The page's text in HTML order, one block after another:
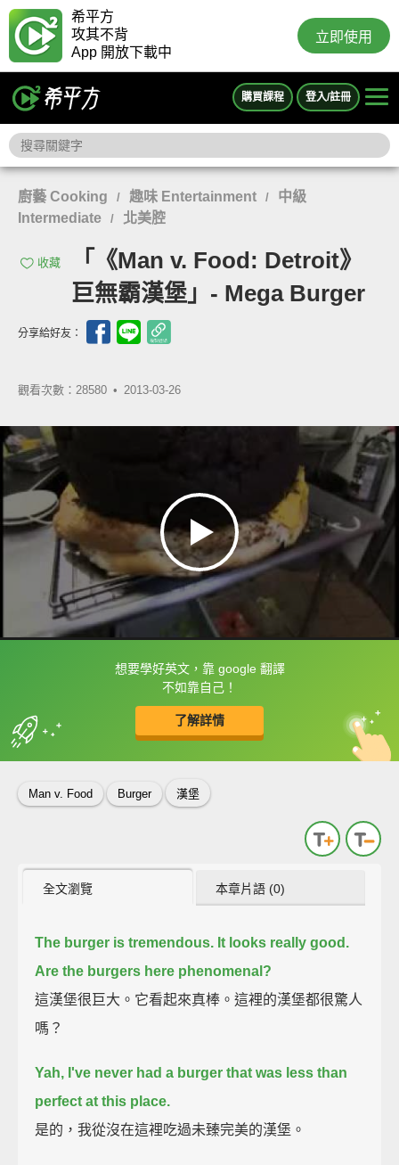
希平方
攻其不背
App 開放下載中
立即使用
購買課程 登入/註冊
廚藝 Cooking / 趣味 Entertainment /
中級
Intermediate
/ 北美腔
收藏
「《Man v. Food: Detroit》
巨無霸漢堡」- Mega Burger
分享給好友：
觀看次數：28580 • 2013-03-26
想要學好英文，靠 google 翻譯
不如靠自己！
了解詳情
框選或點兩下字幕可以直接查字典喔！
收錄佳句 中
英
Man v. Food Burger 漢堡
全文瀏覽 本章片語 (0)
The burger is tremendous. It looks really good.
Are the burgers here phenomenal?
這漢堡很巨大。它看起來真棒。這裡的漢堡都很驚人
嗎？
Yah, I've never had a burger that was less than
perfect at this place.
是的，我從沒在這裡吃過未臻完美的漢堡。